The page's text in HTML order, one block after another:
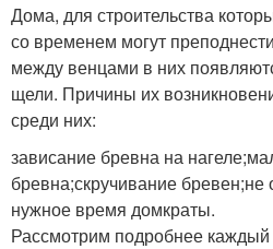
Дома, для строительства
со временем могут
между венцами в них
щели. Причины их
среди них:
зависание бревна на
бревна;скручивание бревен;не
нужное время домкраты.
Рассмотрим подробнее каждый